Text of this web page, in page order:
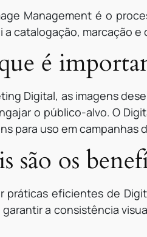
Management é o
a catalogação, marcação
é
Digital, as imagens
o público-alvo. O
para uso em campanhas
são os
práticas eficientes de
garantir a consistência